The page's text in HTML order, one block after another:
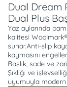
Dual Dream
Dual Plus
Yaz aylarında
kalitesi
sunar.Anti-slip
kaymasını
Başlık, sade ve
Şıklığı ve
uyumuyla